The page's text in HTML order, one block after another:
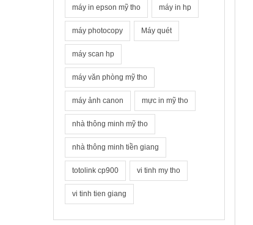
máy in epson mỹ tho máy in hp
máy photocopy Máy quét
máy scan hp
máy văn phòng mỹ tho
máy ảnh canon mực in mỹ tho
nhà thông minh mỹ tho
nhà thông minh tiền giang
totolink cp900 vi tinh my tho
vi tinh tien giang